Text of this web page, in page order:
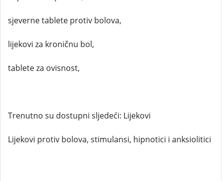
sjeverne tablete protiv bolova,
lijekovi za kroničnu bol,
tablete za ovisnost,
Trenutno su dostupni sljedeći: Lijekovi
Lijekovi protiv bolova, stimulansi, hipnotici i anksiolitici